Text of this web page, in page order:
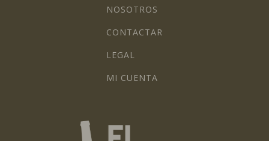
NOSOTROS
CONTACTAR
LEGAL
MI CUENTA